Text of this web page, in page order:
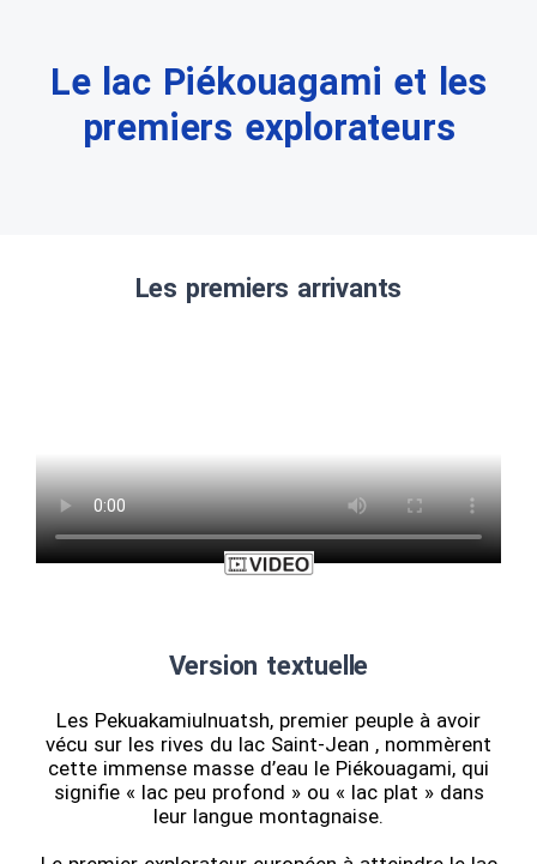
Le lac Piékouagami et les
premiers explorateurs
Les premiers arrivants
Version textuelle
Les Pekuakamiulnuatsh, premier peuple à avoir
vécu sur les rives du lac Saint-Jean , nommèrent
cette immense masse d’eau le Piékouagami, qui
signifie « lac peu profond » ou « lac plat » dans
leur langue montagnaise.